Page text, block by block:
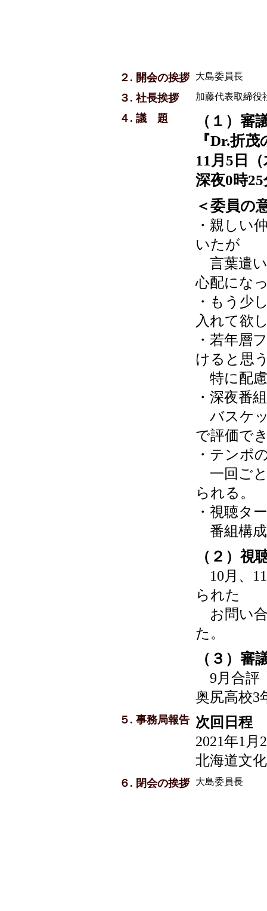
２. 開会の挨拶 大島委員長
３. 社長挨拶 加藤代表取締役
４. 議 題
（１）
『Dr.折
11月5日
深夜0時
＜委員の
・親しい
いたが
言葉遣
心配にな
・もう少
入れて欲
・若年層
けると思
特に配
・深夜番
バスケ
で評価で
・テンポ
一回ご
られる。
・視聴タ
番組構
（２）視
10月、
られた
お問い
た。
（３）審
9月合評
奥尻高校3
５. 事務局報告 次回日程
2021年1月
北海道文
６. 閉会の挨拶 大島委員長